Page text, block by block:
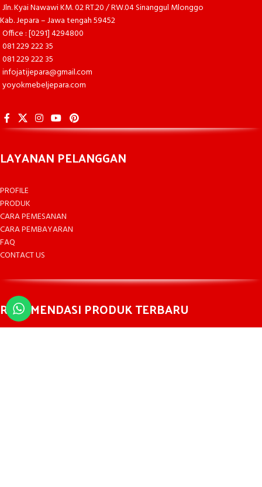
Jln. Kyai Nawawi KM. 02 RT.20 / RW.04 Sinanggul Mlonggo
Kab. Jepara – Jawa tengah 59452
Office : [0291] 4294800
081 229 222 35
081 229 222 35
infojatijepara@gmail.com
yoyokmebeljepara.com
LAYANAN PELANGGAN
PROFILE
PRODUK
CARA PEMESANAN
CARA PEMBAYARAN
FAQ
CONTACT US
REKOMENDASI PRODUK TERBARU